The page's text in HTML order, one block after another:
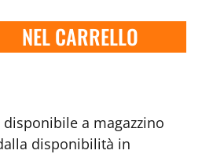
NEL CARRELLO
a magazzino
disponibilità in